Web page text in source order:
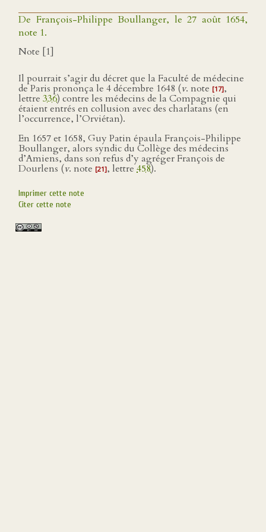
De François-Philippe Boullanger, le 27 août 1654,
note 1.
Note [1]
Il pourrait s’agir du décret que la Faculté de médecine
de Paris prononça le 4 décembre 1648 (v. note [17],
lettre 336) contre les médecins de la Compagnie qui
étaient entrés en collusion avec des charlatans (en
l’occurrence, l’Orviétan).
En 1657 et 1658, Guy Patin épaula François-Philippe
Boullanger, alors syndic du Collège des médecins
d’Amiens, dans son refus d’y agréger François de
Dourlens (v. note [21], lettre458).
Imprimer cette note
Citer cette note